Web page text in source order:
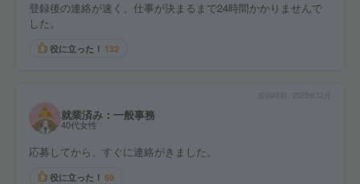
登録後の連絡が速く、仕事が決まるまで24時間かかりませんで
した。
役に立った！ 132
2023年12月
就業済み：一般事務
40代女性
応募してから、すぐに連絡がきました。
役に立った！ 69